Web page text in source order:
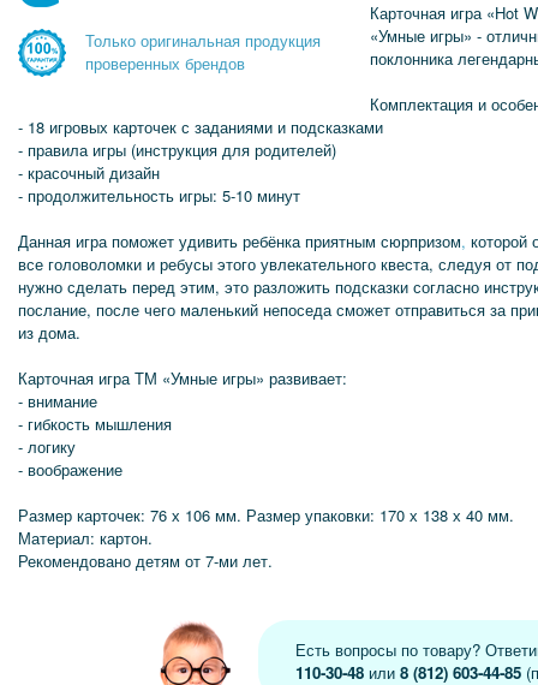
Только оригинальная продукция
проверенных брендов
Карточная игра «Hot
«Умные игры» -
поклонника
Комплектация и
- 18 игровых карточек с заданиями и подсказками
- правила игры (инструкция для родителей)
- красочный дизайн
- продолжительность игры: 5-10 минут
Данная игра поможет удивить ребёнка приятным сюрпризом, которой
все головоломки и ребусы этого увлекательного квеста, следуя от
нужно сделать перед этим, это разложить подсказки согласно
послание, после чего маленький непоседа сможет отправиться за
из дома.
Карточная игра ТМ «Умные игры» развивает:
- внимание
- гибкость мышления
- логику
- воображение
Размер карточек: 76 х 106 мм. Размер упаковки: 170 х 138 х 40 мм.
Материал: картон.
Рекомендовано детям от 7-ми лет.
Есть вопросы по товару?
110-30-48 или8 (812) 603-44-85